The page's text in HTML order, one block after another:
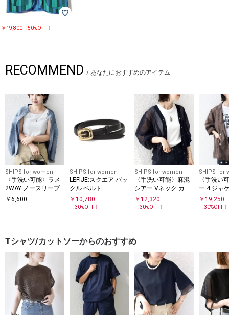
￥19,800〔50%OFF〕
RECOMMEND / あなたにおすすめのアイテム
SHIPS for women
〈手洗い可能〉ラメ
2WAY ノースリーブ
プルオーバー
￥ 6,600
SHIPS for women
LEFIJE:スクエア バッ
クル ベルト
￥10,780
〔30%OFF〕
SHIPS for women
〈手洗い可能〉麻混
シアー Vネック カー
ディガン
￥ 12,320
〔30%OFF〕
SHIPS for
〈手洗い
ー 4 ジャ
￥19,250
〔30%OFF〕
Tシャツ/カットソーからのおすすめ